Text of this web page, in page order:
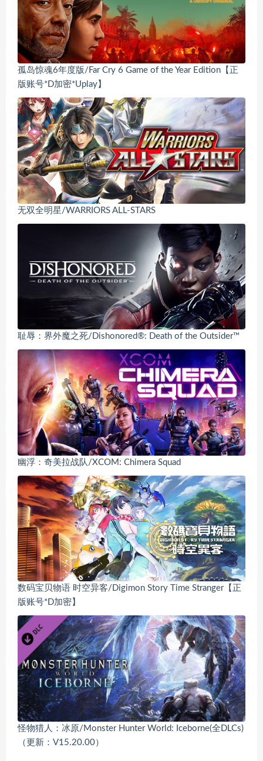
孤岛惊魂6年度版/Far Cry 6 Game of the Year Edition【正
版账号*D加密*Uplay】
无双全明星/WARRIORS ALL-STARS
耻辱：界外魔之死/Dishonored®: Death of the Outsider™
幽浮：奇美拉战队/XCOM: Chimera Squad
数码宝贝物语 时空异客/Digimon Story Time Stranger【正
版账号*D加密】
怪物猎人：冰原/Monster Hunter World: Iceborne(全DLCs)
（更新：V15.20.00）